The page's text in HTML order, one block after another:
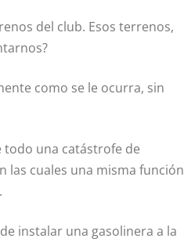
del club. Esos terrenos,
como se le ocurra, sin
todo una catástrofe de
las cuales una misma función
instalar una gasolinera a la